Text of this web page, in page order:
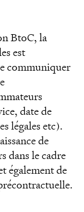
BtoC, la
est
communiquer
date de
légales etc).
de
dans le cadre
également de